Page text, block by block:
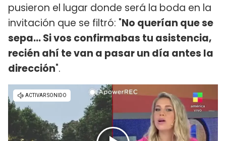
pusieron el lugar donde será la boda en la
invitación que se filtró: "No querían que se
sepa... Si vos confirmabas tu asistencia,
recién ahí te van a pasar un día antes la
dirección".